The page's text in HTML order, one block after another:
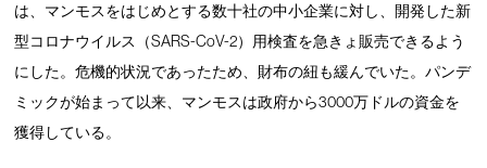
は、マンモスをはじめとする数十社の中小企業に対し、開発した新
型コロナウイルス（SARS-CoV-2）用検査を急きょ販売できるよう
にした。危機的状況であったため、財布の紐も緩んでいた。パンデ
ミックが始まって以来、マンモスは政府から3000万ドルの資金を
獲得している。